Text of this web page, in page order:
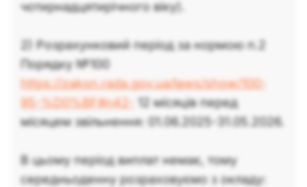
чотирнадцятирічного віку).
2) Розрахунковий період за нормою п.2
Порядку №100
https://zakon.rada.gov.ua/laws/show/100-
95-%D0%BF#n42-
12 місяців перед
місяцем звільнення: 01.06.2025-31.05.2026.
В цьому період виплат немає, тому
середньоденну розраховуємо з окладу: